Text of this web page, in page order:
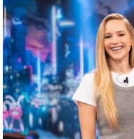
Jennifer
Feldman
con las